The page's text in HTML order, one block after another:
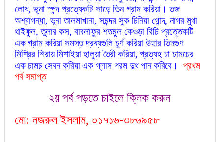
লোধ, ভূনা স্পন্দ প্রত্যেকটি সাড়ে তিন গ্রাম করিয়া। তজ
অশ্বাগন্ধা, ভুনা তালমাখানা, সমন্দর সুক চিনিয়া গোন্দ, নাগর মুথা
ধাইফুল, তুলার কস, বাবলাফুর শতমুল কেওড়া বিচি প্রত্তেকটি
এক গ্রাম করিয়া সমস্ত দ্রব্যগুলি চুর্ণ করিয়া উহার তিনগুণ
মিশ্রির শিরায় মিশাইয়া হালুয়া তৈরী করিয়া, প্রত্যহ চা চামচের
এক চামচ সেবন করিয়া এক গ্লাস গরম দুধ পান করিবে। প্রথম
পর্ব সমাপ্ত
২য় পর্ব পড়তে চাইলে ক্লিক করুন
মো: নজরুল ইসলাম, ০১৭১৬-৩৮৬৯৫৮